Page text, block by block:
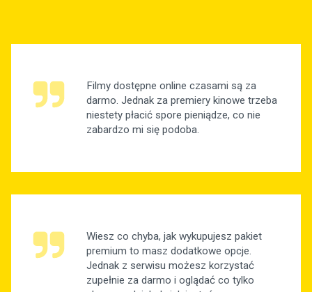
Filmy dostępne online czasami są za
darmo. Jednak za premiery kinowe trzeba
niestety płacić spore pieniądze, co nie
zabardzo mi się podoba.
Wiesz co chyba, jak wykupujesz pakiet
premium to masz dodatkowe opcje.
Jednak z serwisu możesz korzystać
zupełnie za darmo i oglądać co tylko